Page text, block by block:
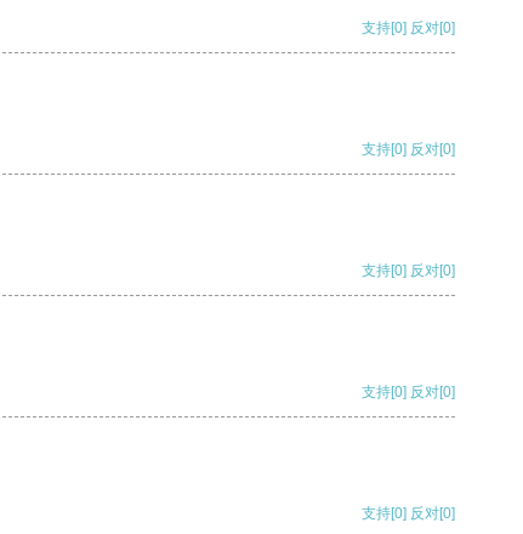
支持[0] 反对[0]
支持[0] 反对[0]
支持[0] 反对[0]
支持[0] 反对[0]
支持[0] 反对[0]